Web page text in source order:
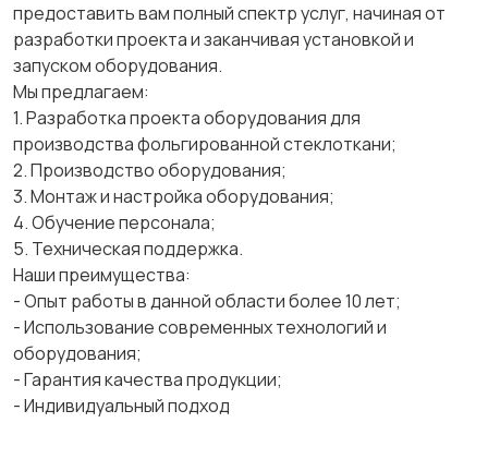
предоставить вам полный спектр услуг, начиная от
разработки проекта и заканчивая установкой и
запуском оборудования.
Мы предлагаем:
1. Разработка проекта оборудования для
производства фольгированной стеклоткани;
2. Производство оборудования;
3. Монтаж и настройка оборудования;
4. Обучение персонала;
5. Техническая поддержка.
Наши преимущества:
- Опыт работы в данной области более 10 лет;
- Использование современных технологий и
оборудования;
- Гарантия качества продукции;
- Индивидуальный подход